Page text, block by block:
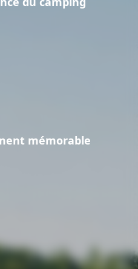
mémorable